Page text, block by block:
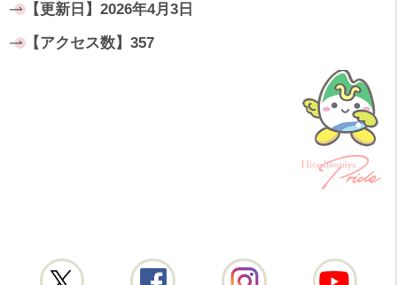
【更新日】 2026年4月3日
【アクセス数】 357
常陸大宮市公式X常陸大宮市公式
常陸